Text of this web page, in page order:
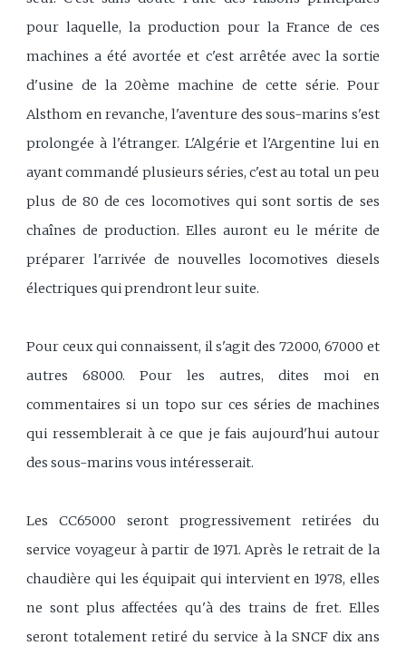
pour laquelle, la production pour la France de ces
machines a été avortée et c'est arrêtée avec la sortie
d'usine de la 20ème machine de cette série. Pour
Alsthom en revanche, l'aventure des sous-marins s'est
prolongée à l'étranger. L'Algérie et l'Argentine lui en
ayant commandé plusieurs séries, c'est au total un peu
plus de 80 de ces locomotives qui sont sortis de ses
chaînes de production. Elles auront eu le mérite de
préparer l'arrivée de nouvelles locomotives diesels
électriques qui prendront leur suite.
Pour ceux qui connaissent, il s'agit des 72000, 67000 et
autres 68000. Pour les autres, dites moi en
commentaires si un topo sur ces séries de machines
qui ressemblerait à ce que je fais aujourd'hui autour
des sous-marins vous intéresserait.
Les CC65000 seront progressivement retirées du
service voyageur à partir de 1971. Après le retrait de la
chaudière qui les équipait qui intervient en 1978, elles
ne sont plus affectées qu'à des trains de fret. Elles
seront totalement retiré du service à la SNCF dix ans